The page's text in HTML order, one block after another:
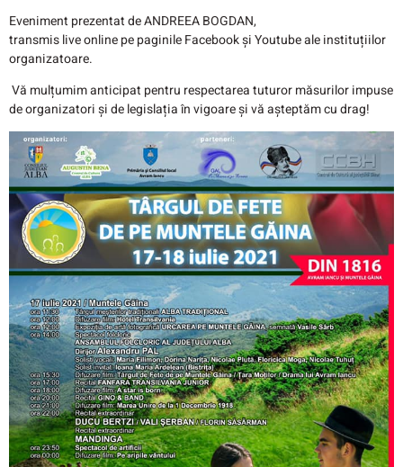
Eveniment prezentat de ANDREEA BOGDAN,
transmis live online pe paginile Facebook și Youtube ale instituțiilor
organizatoare.
​​ Vă mulțumim anticipat pentru respectarea tuturor măsurilor impuse
de organizatori și de legislația în vigoare și vă așteptăm cu drag!